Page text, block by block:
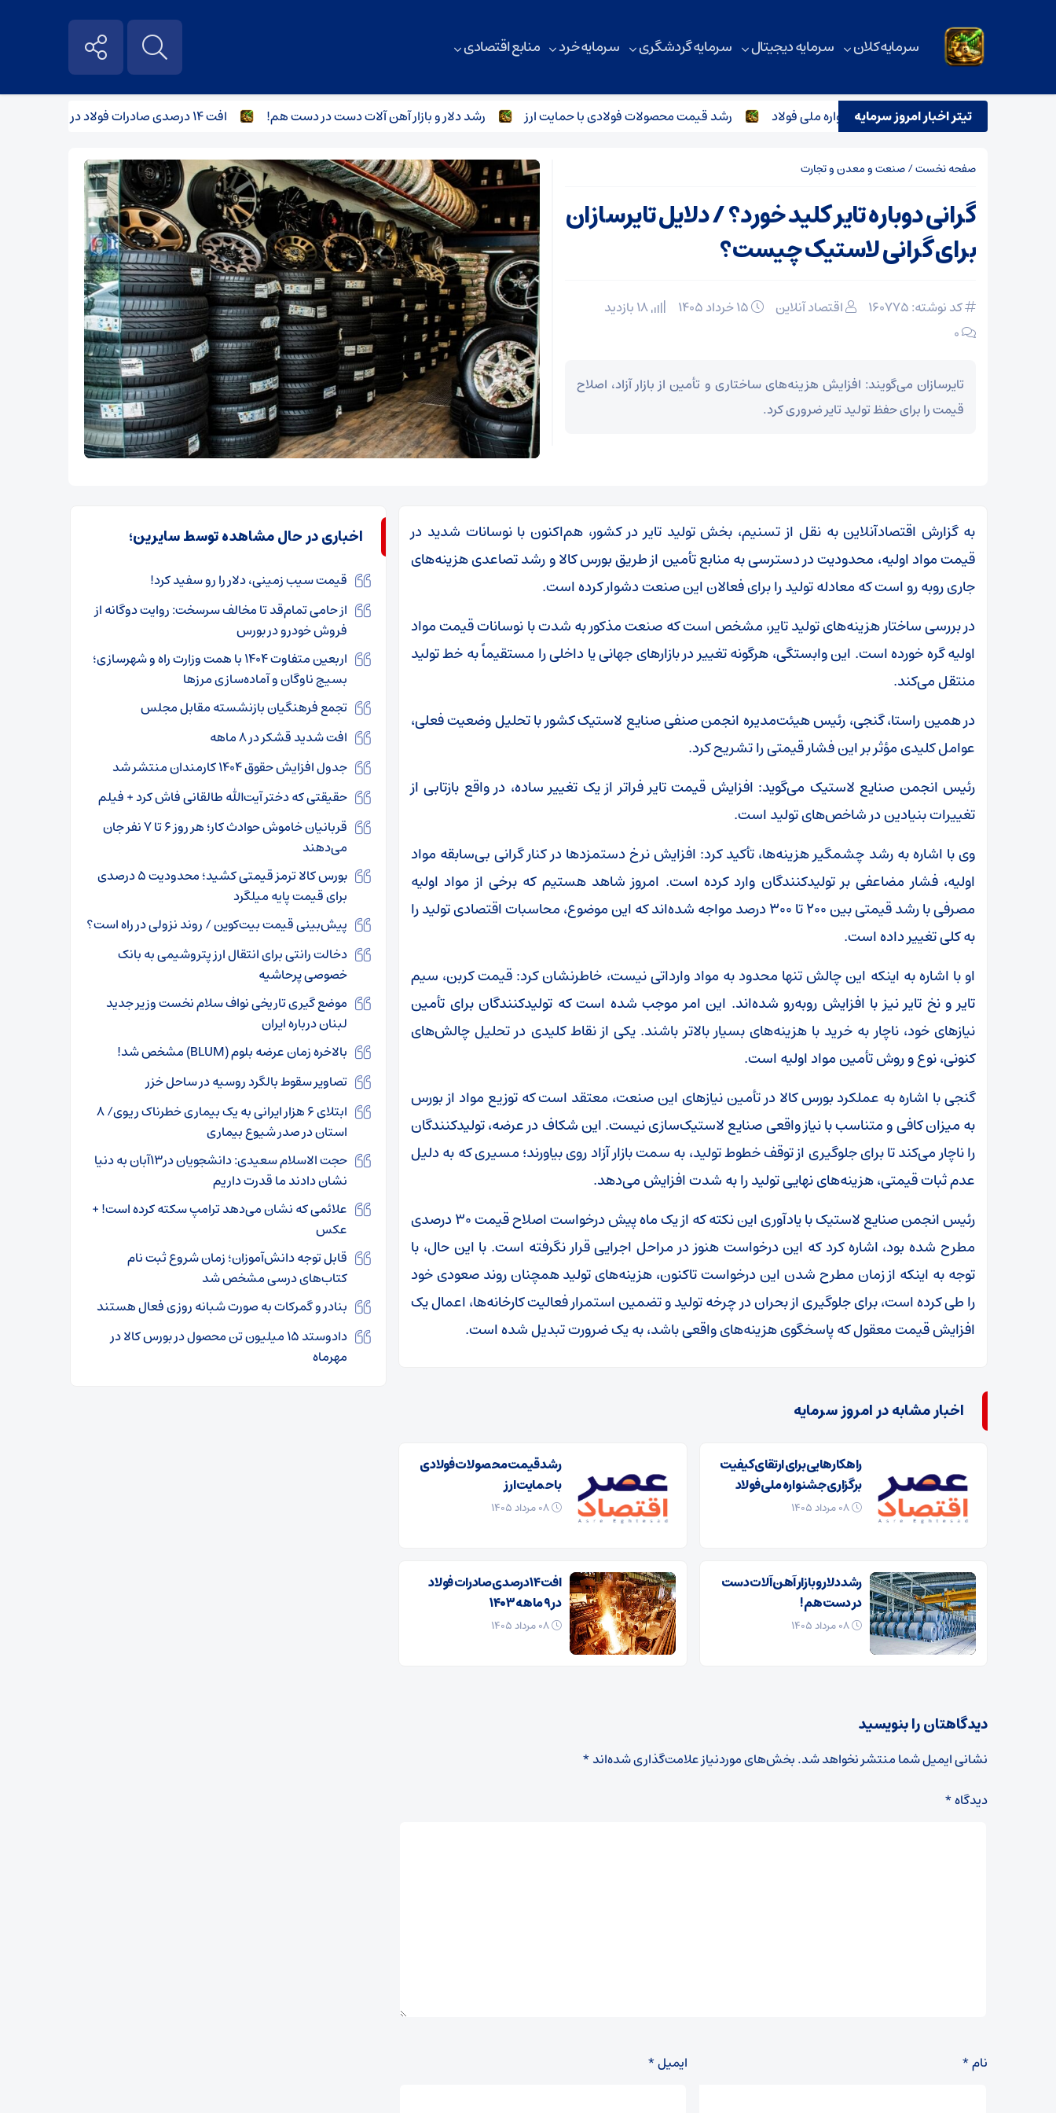
سرمایه کلان سرمایه دیجیتال سرمایه گردشگری سرمایه خرد منابع اقتصادی
تیتر اخبار امروز سرمایه
برای ارتقای کیفیت برگزاری جشنواره ملی فولاد رشد قیمت محصولات فولادی با حمایت ارز رشد دلار و بازار آهن‌ آلات دست در دست هم! افت ۱۴ درصدی صادرات فولاد در ۹ ماهه ۱۴۰۳
صفحه نخست/صنعت و معدن و تجارت
گرانی دوباره تایر کلید خورد؟ / دلایل تایرسازان
برای گرانی لاستیک چیست؟
کد نوشته: 160775 اقتصاد آنلاین
۰
تایرسازان می‌گویند: افزایش هزینه‌های ساختاری و تأمین از بازار آزاد، اصلاح
قیمت را برای حفظ تولید تایر ضروری کرد.
به گزارش اقتصادآنلاین به نقل از تسنیم، بخش تولید تایر در کشور، هم‌اکنون با نوسانات شدید در
قیمت مواد اولیه، محدودیت در دسترسی به منابع تأمین از طریق بورس کالا و رشد تصاعدی هزینه‌های
جاری روبه رو است که معادله تولید را برای فعالان این صنعت دشوار کرده است.
در بررسی ساختار هزینه‌های تولید تایر، مشخص است که صنعت مذکور به شدت با نوسانات قیمت مواد
اولیه گره خورده است. این وابستگی، هرگونه تغییر در بازار‌های جهانی یا داخلی را مستقیماً به خط تولید
منتقل می‌کند.
در همین راستا، گنجی، رئیس هیئت‌مدیره انجمن صنفی صنایع لاستیک کشور با تحلیل وضعیت فعلی،
عوامل کلیدی مؤثر بر این فشار قیمتی را تشریح کرد.
رئیس انجمن صنایع لاستیک می‌گوید: افزایش قیمت تایر فراتر از یک تغییر ساده، در واقع بازتابی از
تغییرات بنیادین در شاخص‌های تولید است.
وی با اشاره به رشد چشمگیر هزینه‌ها، تأکید کرد: افزایش نرخ دستمزد‌ها در کنار گرانی بی‌سابقه مواد
اولیه، فشار مضاعفی بر تولیدکنندگان وارد کرده است. امروز شاهد هستیم که برخی از مواد اولیه
مصرفی با رشد قیمتی بین ۲۰۰ تا ۳۰۰ درصد مواجه شده‌اند که این موضوع، محاسبات اقتصادی تولید را
به کلی تغییر داده است.
او با اشاره به اینکه این چالش تنها محدود به مواد وارداتی نیست، خاطرنشان کرد: قیمت کربن، سیم
تایر و نخ تایر نیز با افزایش روبه‌رو شده‌اند. این امر موجب شده است که تولیدکنندگان برای تأمین
نیاز‌های خود، ناچار به خرید با هزینه‌های بسیار بالاتر باشند. یکی از نقاط کلیدی در تحلیل چالش‌های
کنونی، نوع و روش تأمین مواد اولیه است.
گنجی با اشاره به عملکرد بورس کالا در تأمین نیاز‌های این صنعت، معتقد است که توزیع مواد از بورس
به میزان کافی و متناسب با نیاز واقعی صنایع لاستیک‌سازی نیست. این شکاف در عرضه، تولیدکنندگان
را ناچار می‌کند تا برای جلوگیری از توقف خطوط تولید، به سمت بازار آزاد روی بیاورند؛ مسیری که به دلیل
عدم ثبات قیمتی، هزینه‌های نهایی تولید را به شدت افزایش می‌دهد.
رئیس انجمن صنایع لاستیک با یادآوری این نکته که از یک ماه پیش درخواست اصلاح قیمت ۳۰ درصدی
مطرح شده بود، اشاره کرد که این درخواست هنوز در مراحل اجرایی قرار نگرفته است. با این حال، با
توجه به اینکه از زمان مطرح شدن این درخواست تاکنون، هزینه‌های تولید همچنان روند صعودی خود
را طی کرده است، برای جلوگیری از بحران در چرخه تولید و تضمین استمرار فعالیت کارخانه‌ها، اعمال یک
افزایش قیمت معقول که پاسخگوی هزینه‌های واقعی باشد، به یک ضرورت تبدیل شده است.
اخبار مشابه در امروز سرمایه
راهکارهایی برای ارتقای کیفیت
برگزاری جشنواره ملی فولاد
رشد قیمت محصولات فولادی
با حمایت ارز
۰۸ مرداد ۱۴۰۵
رشد دلار و بازار آهن‌ آلات دست
در دست هم!
افت ۱۴ درصدی صادرات فولاد
در ۹ ماهه ۱۴۰۳
۰۸ مرداد ۱۴۰۵
دیدگاهتان را بنویسید
نشانی ایمیل شما منتشر نخواهد شد.بخش‌های موردنیاز علامت‌گذاری شده‌اند*
دیدگاه*
نام* ایمیل*
اخباری در حال مشاهده توسط سایرین؛
قیمت سیب زمینی، دلار را رو سفید کرد!
از حامی تمام‌قد تا مخالف سرسخت: روایت دوگانه از
فروش خودرو در بورس
اربعین متفاوت ۱۴۰۴ با همت وزارت راه و شهرسازی؛
بسیج ناوگان و آماده‌سازی مرزها
تجمع فرهنگیان بازنشسته مقابل مجلس
افت شدید قشکر در ۸ ماهه
جدول افزایش حقوق ۱۴۰۴ کارمندان منتشر شد
حقیقتی که دختر آیت‌الله طالقانی فاش کرد + فیلم
قربانیان خاموش حوادث کار؛ هر روز ۶ تا ۷ نفر جان
می‌دهند
بورس کالا ترمز قیمتی کشید؛ محدودیت ۵ درصدی
برای قیمت پایه میلگرد
پیش‌بینی قیمت بیت‌کوین / روند نزولی در راه است؟
دخالت رانتی برای انتقال ارز پتروشیمی به بانک
خصوصی پرحاشیه
موضع گیری تاریخی نواف سلام نخست وزیر جدید
لبنان درباره ایران
بالاخره زمان عرضه بلوم (BLUM) مشخص شد!
تصاویر سقوط بالگرد روسیه در ساحل خزر
ابتلای ۶ هزار ایرانی به یک بیماری خطرناک ریوی/ ۸
استان در صدر شیوع بیماری
حجت الاسلام سعیدی: دانشجویان در۱۳آبان به دنیا
نشان دادند ما قدرت داریم
علائمی که نشان می‌دهد ترامپ سکته کرده است! +
عکس
قابل توجه دانش‌آموزان؛ زمان شروع ثبت نام
کتاب‌های درسی مشخص شد
بنادر و گمرکات به صورت شبانه روزی فعال هستند
دادوستد ۱۵ میلیون تن محصول در بورس کالا در
مهرماه